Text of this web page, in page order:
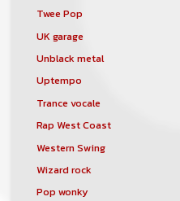
Twee Pop
UK garage
Unblack metal
Uptempo
Trance vocale
Rap West Coast
Western Swing
Wizard rock
Pop wonky